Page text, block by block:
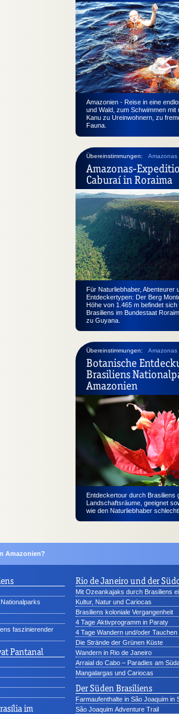
Amazonien - Reise in eine
und Wald, zum Schwimmen mit
Kanu zu Ureinwohnern, zu
Fauna.
Übereinstimmungen: Amazonas
Amazonas-
Caburaí in Roraima
Für Naturliebhaber, Abenteurer
Entdeckertypen: Der Berg
Höhe von 1.465 m befindet
Brasiliens im Bundestaat
zu Guyana.
Übereinstimmungen: Amazonas
Botanische
Brasiliens
Amazonien
Entdeckertour durch Brasiliens
Landschaftsräume, geeignet
wie den Naturliebhaber
Amazonien?
faszinierender
Pantanal
im
Rio de Janeiro und der
Mit Ozeankajaks durch Brasiliens
Kultur, Natur und Cariocas
Brasiliens koloniale Vergangenheit
4 Tage Aktivprogramm in Paraty
4 Tage Wandern und/oder
Die Strände der Grünen Küste
Wandern in Rio de Janeiro
Arraial do Cabo – Paradies am
Mangalargas und Cariocas
Der Süden Brasiliens
Farmaufenthalte in São Joaquim in
São Joaquim Adventure Trail